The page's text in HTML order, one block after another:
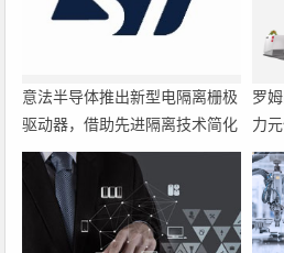
意法半导体推出新型电隔离栅极
驱动器，借助先进隔离技术简化
电源设计
罗
力
暨